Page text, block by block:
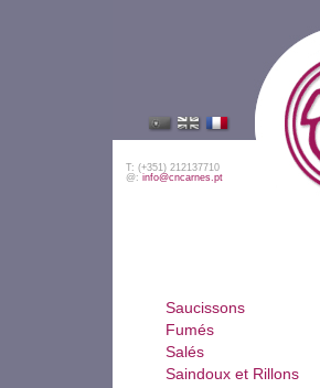
T: (+351) 212137710
@: info@cncarnes.pt
Saucissons
Fumés
Salés
Saindoux et Rillons